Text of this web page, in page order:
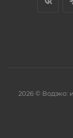
2026 © Водэко: